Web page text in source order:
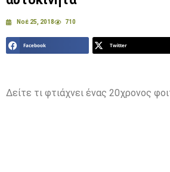
Νοέ 25, 2018 710
Facebook Twitter
Δείτε τι φτιάχνει ένας 20χρονος